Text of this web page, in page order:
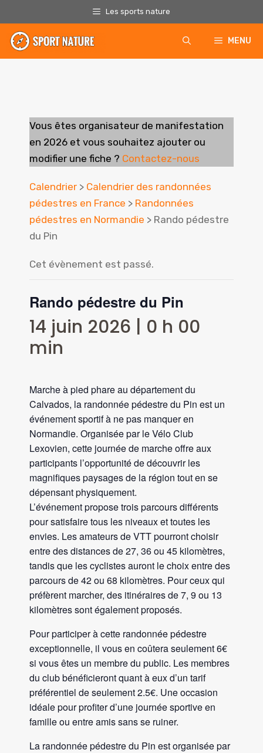
au
contenu
Les sports nature
MENU
Vous êtes organisateur de manifestation
en 2026 et vous souhaitez ajouter ou
modifier une fiche ? Contactez-nous
Calendrier > Calendrier des randonnées
pédestres en France > Randonnées
pédestres en Normandie > Rando pédestre
du Pin
Cet évènement est passé.
Rando pédestre du Pin
14 juin 2026 | 0 h 00
min
Marche à pied phare au département du
Calvados, la randonnée pédestre du Pin est un
événement sportif à ne pas manquer en
Normandie. Organisée par le Vélo Club
Lexovien, cette journée de marche offre aux
participants l’opportunité de découvrir les
magnifiques paysages de la région tout en se
dépensant physiquement.
L’événement propose trois parcours différents
pour satisfaire tous les niveaux et toutes les
envies. Les amateurs de VTT pourront choisir
entre des distances de 27, 36 ou 45 kilomètres,
tandis que les cyclistes auront le choix entre des
parcours de 42 ou 68 kilomètres. Pour ceux qui
préfèrent marcher, des itinéraires de 7, 9 ou 13
kilomètres sont également proposés.
Pour participer à cette randonnée pédestre
exceptionnelle, il vous en coûtera seulement 6€
si vous êtes un membre du public. Les membres
du club bénéficieront quant à eux d’un tarif
préférentiel de seulement 2.5€. Une occasion
idéale pour profiter d’une journée sportive en
famille ou entre amis sans se ruiner.
La randonnée pédestre du Pin est organisée par